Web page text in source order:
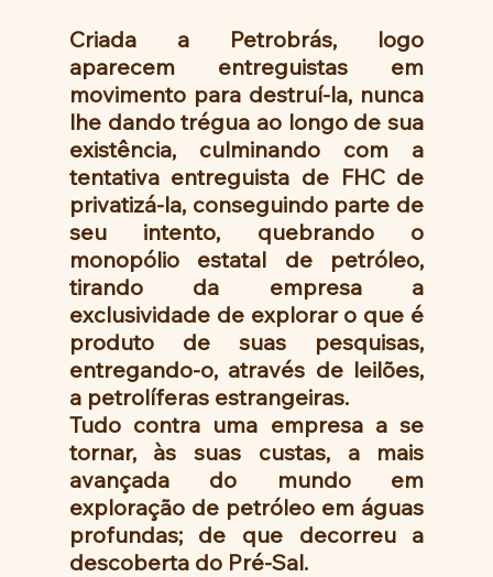
Criada a Petrobrás, logo
aparecem entreguistas em
movimento para destruí-la, nunca
lhe dando trégua ao longo de sua
existência, culminando com a
tentativa entreguista de FHC de
privatizá-la, conseguindo parte de
seu intento, quebrando o
monopólio estatal de petróleo,
tirando da empresa a
exclusividade de explorar o que é
produto de suas pesquisas,
entregando-o, através de leilões,
a petrolíferas estrangeiras.
Tudo contra uma empresa a se
tornar, às suas custas, a mais
avançada do mundo em
exploração de petróleo em águas
profundas; de que decorreu a
descoberta do Pré-Sal.